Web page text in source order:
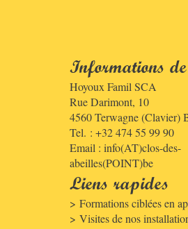
Informations
Hoyoux Famil SCA
Rue Darimont, 10
4560Terwagne (Clavier)
Tel. : +32 474 55 99 90
Email : info(AT)clos-des-
abeilles(POINT)be
Liens rapides
Formations ciblées en
Visites de nos